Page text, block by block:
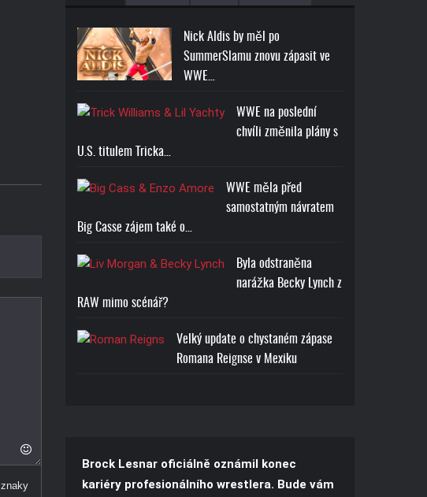
znaky
Nick Aldis by měl po
SummerSlamu znovu zápasit ve
WWE…
WWE na poslední
chvíli změnila plány s
U.S. titulem Tricka…
WWE měla před
samostatným návratem
Big Casse zájem také o…
Byla odstraněna
narážka Becky Lynch z
RAW mimo scénář?
Velký update o chystaném zápase
Romana Reignse v Mexiku
Brock Lesnar oficiálně oznámil konec
kariéry profesionálního wrestlera. Bude vám